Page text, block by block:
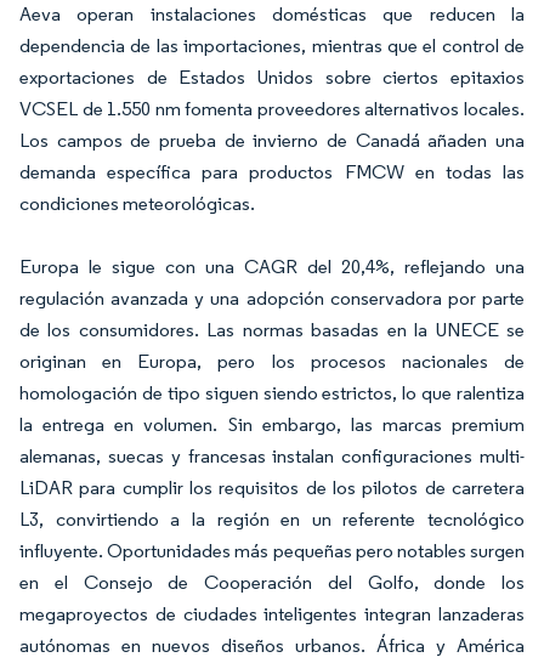
Aeva operan instalaciones domésticas que reducen la
dependencia de las importaciones, mientras que el control de
exportaciones de Estados Unidos sobre ciertos epitaxios
VCSEL de 1.550 nm fomenta proveedores alternativos locales.
Los campos de prueba de invierno de Canadá añaden una
demanda específica para productos FMCW en todas las
condiciones meteorológicas.
Europa le sigue con una CAGR del 20,4%, reflejando una
regulación avanzada y una adopción conservadora por parte
de los consumidores. Las normas basadas en la UNECE se
originan en Europa, pero los procesos nacionales de
homologación de tipo siguen siendo estrictos, lo que ralentiza
la entrega en volumen. Sin embargo, las marcas premium
alemanas, suecas y francesas instalan configuraciones multi-
LiDAR para cumplir los requisitos de los pilotos de carretera
L3, convirtiendo a la región en un referente tecnológico
influyente. Oportunidades más pequeñas pero notables surgen
en el Consejo de Cooperación del Golfo, donde los
megaproyectos de ciudades inteligentes integran lanzaderas
autónomas en nuevos diseños urbanos. África y América